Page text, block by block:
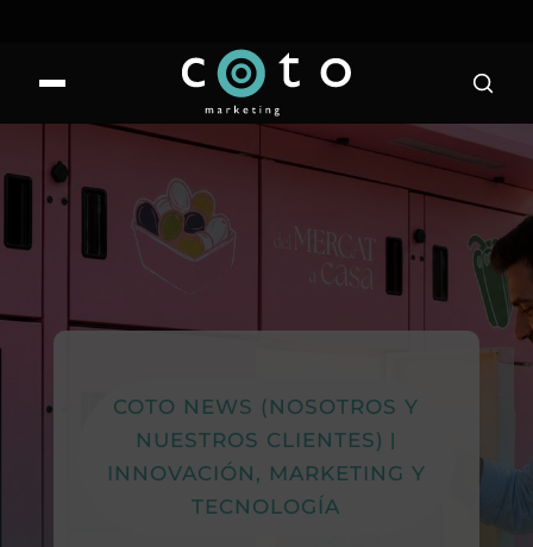
COTO NEWS (NOSOTROS Y
NUESTROS CLIENTES) |
INNOVACIÓN, MARKETING Y
TECNOLOGÍA